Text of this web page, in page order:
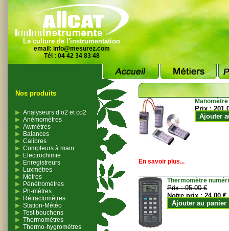
La culture de l'instrumentation
email: info@mesurez.com
Tél : 04 42 34 83 48
Nos produits
Analyseurs d’o2 et co2
Anémomètres
Awmètres
Balances
Calibres
Compteurs à main
Electrochimie
Enregistreurs
Luxmètres
Mètres
Pénétromètres
Ph-mètres
Réfractomètres
Station-Météo
Test bouchons
Thermomètres
Thermo-hygromètres
Prix :
Ajouter
En savoir plus...
Thermomètre
Prix :95.00 €
Notre prix :24.00 €
Ajouter au panier